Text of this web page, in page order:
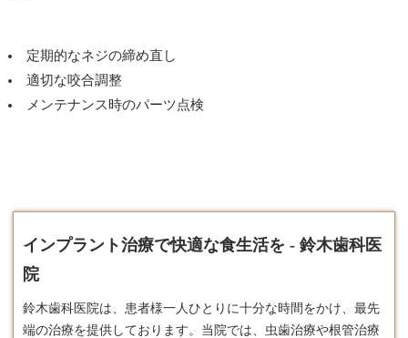
定期的なネジの締め直し
適切な咬合調整
メンテナンス時のパーツ点検
インプラント治療で快適な食生活を - 鈴木歯科医
院
鈴木歯科医院は、患者様一人ひとりに十分な時間をかけ、最先
端の治療を提供しております。​当院では、虫歯治療や根管治療